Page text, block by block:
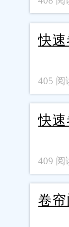
快
405 阅
快
409 阅
卷